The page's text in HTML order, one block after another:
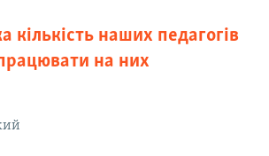
кількість наших педагогів
на них